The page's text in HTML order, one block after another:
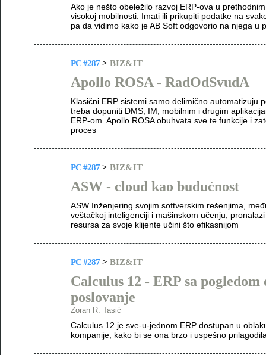
Ako je nešto obeležilo razvoj ERP-ova u
visokoj mobilnosti. Imati ili prikupiti podatke na
pa da vidimo kako je AB Soft odgovorio na njega u
PC #287 > BIZ&IT
Apollo ROSA - RadOdSvudA
Klasični ERP sistemi samo delimično automatizuju
treba dopuniti DMS, IM, mobilnim i drugim
ERP-om. Apollo ROSA obuhvata sve te funkcije i
proces
PC #287 > BIZ&IT
ASW - cloud kao budućnost
ASW Inženjering svojim softverskim rešenjima,
veštačkoj inteligenciji i mašinskom učenju,
resursa za svoje klijente učini što efikasnijom
PC #287 > BIZ&IT
Calculus 12 - ERP sa
poslovanje
Zoran R. Tasić
Calculus 12 je sve-u-jednom ERP dostupan u
kompanije, kako bi se ona brzo i uspešno